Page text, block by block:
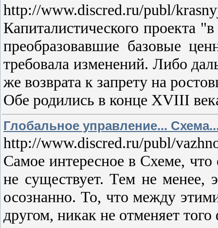
http://www.discred.ru/publ/
Капиталистического проекта
преобразовавшие базовые
требовала изменений. Либо
же возврата к запрету на
Обе родились в конце XVIII
Глобальное управление...
http://www.discred.ru/publ/
Самое интересное в Схеме,
не существует. Тем не менее,
осознанно. То, что между
другом, никак не отменяет